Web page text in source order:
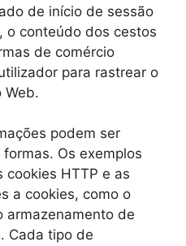
de início de sessão
o conteúdo dos cestos
de comércio
para rastrear o
Web.
podem ser
Os exemplos
cookies HTTP e as
a cookies, como o
armazenamento de
Cada tipo de